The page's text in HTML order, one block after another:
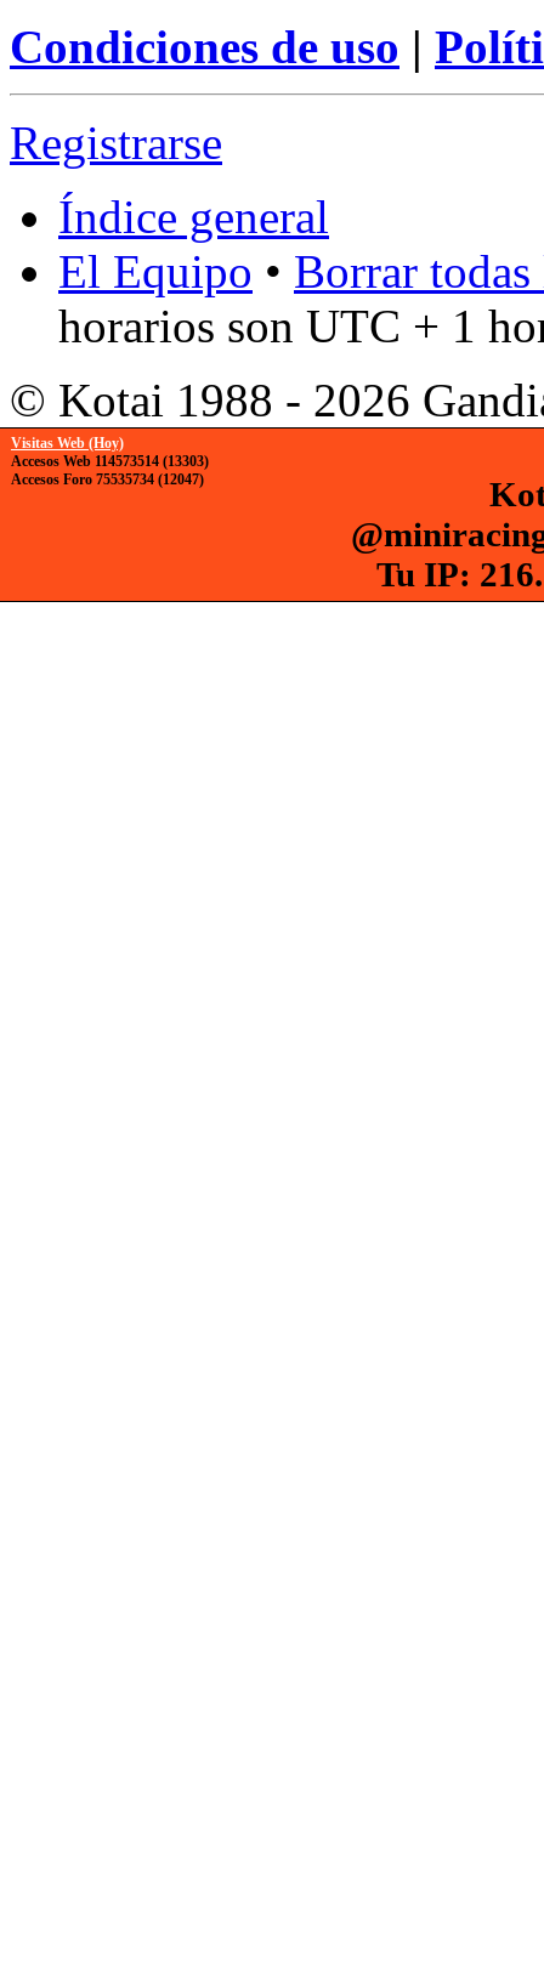
Condiciones de uso |
Registrarse
Índice general
El Equipo • Borrar
horarios son UTC + 1
© Kotai 1988 - 2026
Visitas Web (Hoy)
Accesos Web 114573514 (13303)
Accesos Foro 75535734 (12047)
Tu IP: